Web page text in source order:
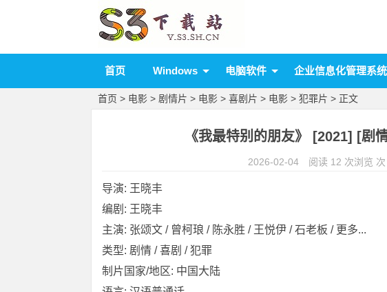
首页 Windows 电脑软件 企业信息化管理系统
首页 > 电影 > 剧情片 > 电影 > 喜剧片 > 电影 > 犯罪片 > 正文
《我最特别的朋友》 [2021] [剧
2026-02-04 阅读 12 次浏览 次
导演: 王晓丰
编剧: 王晓丰
主演: 张颂文 / 曾柯琅 / 陈永胜 / 王悦伊 / 石老板 / 更多...
类型: 剧情 / 喜剧 / 犯罪
制片国家/地区: 中国大陆